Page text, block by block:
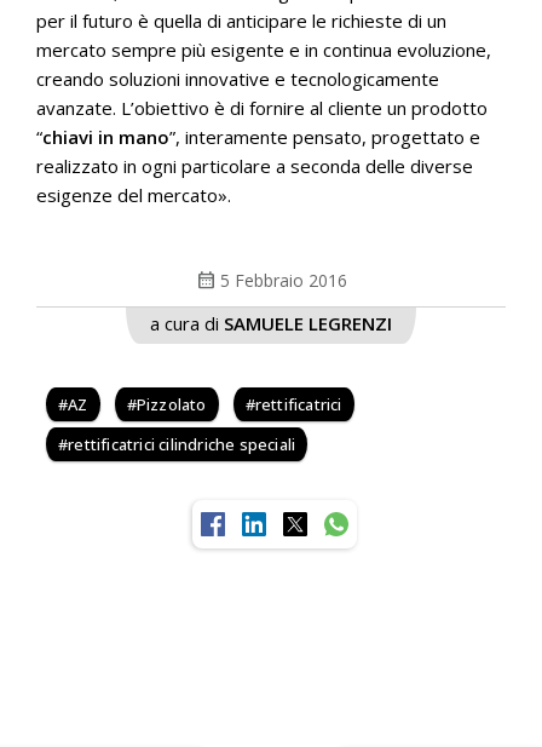
per il futuro è quella di anticipare le richieste di un
mercato sempre più esigente e in continua evoluzione,
creando soluzioni innovative e tecnologicamente
avanzate. L’obiettivo è di fornire al cliente un prodotto
“chiavi in mano”, interamente pensato, progettato e
realizzato in ogni particolare a seconda delle diverse
esigenze del mercato».
calendar_month 5 Febbraio 2016
a cura di SAMUELE LEGRENZI
AZ Pizzolato
rettificatrici
rettificatrici cilindriche speciali